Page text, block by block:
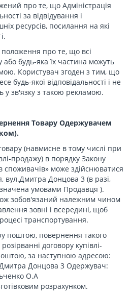
про те, що Адміністрація
за відвідування і
ресурсів, посилання на які
про те, що всі
або будь-яка їх частина можуть
Користувач згоден з тим, що
будь-якої відповідальності і не
у зв'язку з такою рекламою.
Товару Одержувачем
(навмисне в тому числі при
продажу) в порядку Закону
споживачів» може здійснюватися
вул.Дмитра Донцова 3 (в разі,
умовами Продавця ).
зобов'язаний належним чином
зовні і всередині, щоб
транспортування.
поштою, повернення такого
договору купівлі-
за наступною адресою:
Донцова 3 Одержувач:
О.А
розрахунком.